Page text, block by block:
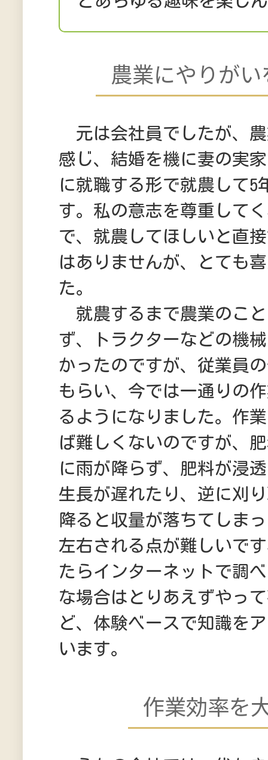
農業にやりが
元は会社員でしたが、
感じ、結婚を機に妻の実
に就職する形で就農して5
す。私の意志を尊重して
で、就農してほしいと直
はありませんが、とても
た。
就農するまで農業のこ
ず、トラクターなどの機
かったのですが、従業員
もらい、今では一通りの
るようになりました。作
ば難しくないのですが、
に雨が降らず、肥料が浸
生長が遅れたり、逆に刈
降ると収量が落ちてしま
左右される点が難しいで
たらインターネットで調
な場合はとりあえずやっ
ど、体験ベースで知識を
います。
作業効率を